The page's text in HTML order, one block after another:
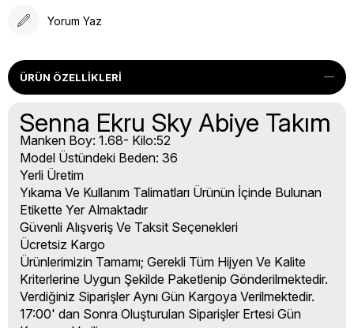
Yorum Yaz
ÜRÜN ÖZELLIKLERI
Senna Ekru Sky Abiye Takım
Manken Boy: 1.68- Kilo:52
Model Üstündeki Beden: 36
Yerli Üretim
Yıkama Ve Kullanım Talimatları Ürünün İçinde Bulunan
Etikette Yer Almaktadır
Güvenli Alışveriş Ve Taksit Seçenekleri
Ücretsiz Kargo
Ürünlerimizin Tamamı; Gerekli Tüm Hijyen Ve Kalite
Kriterlerine Uygun Şekilde Paketlenip Gönderilmektedir.
Verdiğiniz Siparişler Aynı Gün Kargoya Verilmektedir.
17:00' dan Sonra Oluşturulan Siparişler Ertesi Gün